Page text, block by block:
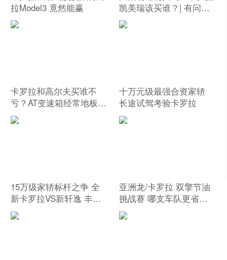
拉Model3 竟然能赢
凯美瑞该买谁？| 有问必
答
卡罗拉和高尔夫买谁不
亏？AT变速箱经常地板油
会坏吗？
十万元级最强合资家轿
长途试驾考验卡罗拉
15万级家轿标杆之争 全
新卡罗拉VS新轩逸 丰田
竟然碾压式胜出
亚洲龙/卡罗拉 双擎节油
挑战赛 哪支车队更省油
呢？